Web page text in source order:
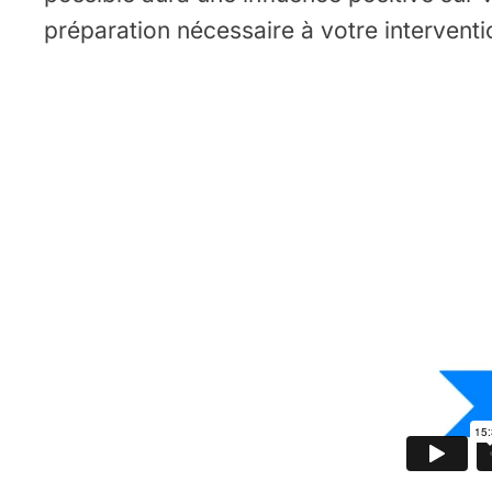
préparation nécessaire à votre